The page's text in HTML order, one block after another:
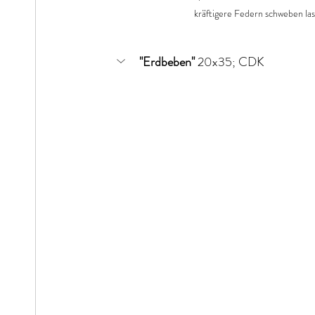
kräftigere Federn schweben
"Erdbeben" 20x35; CDK